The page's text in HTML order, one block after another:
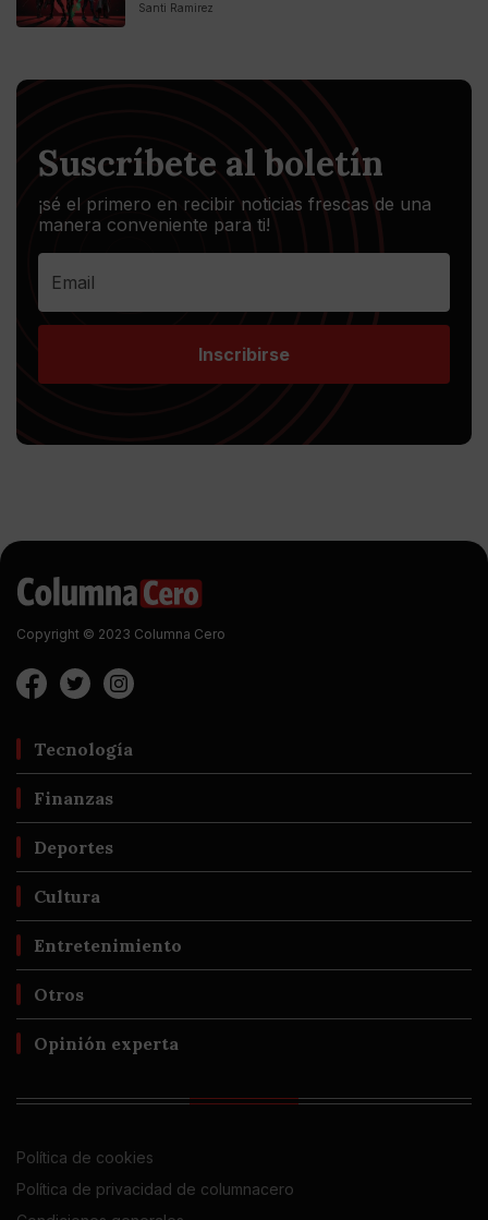
Santi Ramirez
Suscríbete al boletín
¡sé el primero en recibir noticias frescas de una
manera conveniente para ti!
Inscribirse
Copyright © 2023 Columna Cero
Tecnología
Finanzas
Deportes
Cultura
Entretenimiento
Otros
Opinión experta
Política de cookies
Política de privacidad de columnacero